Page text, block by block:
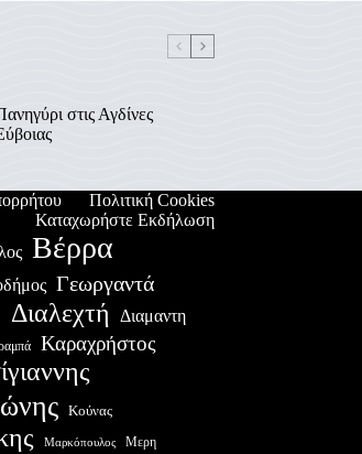
στις Αγδίνες
Πολιτική Cookies
Καταχωρήστε Εκδήλωση
Βέρρα
Γεωργαντά
Διαλεχτή Διαμαντη
Καραχρήστος
Κούνας
Μαρκόπουλος Μερη